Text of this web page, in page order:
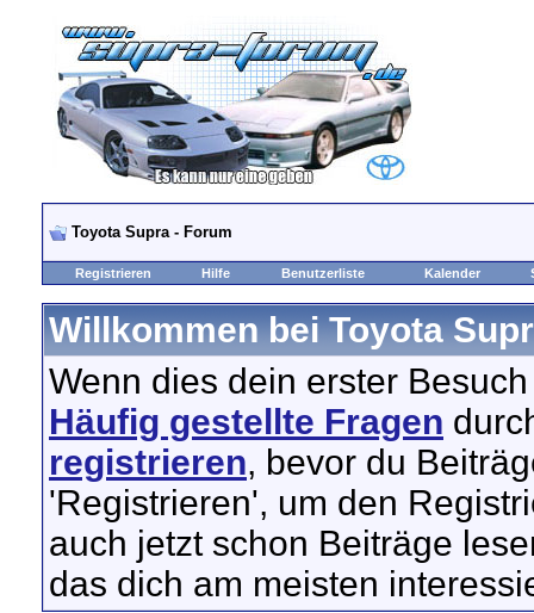
Toyota Supra - Forum
Registrieren Hilfe Benutzerliste Kalender
Willkommen bei Toyota
Wenn dies dein erster
Häufig gestellte Fragen
registrieren, bevor du
'Registrieren', um den
auch jetzt schon Beiträge
das dich am meisten